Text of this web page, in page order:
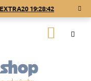
19:28:42